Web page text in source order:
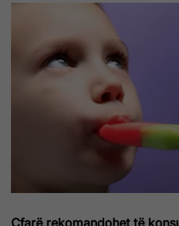
Çfarë rekomandohet të